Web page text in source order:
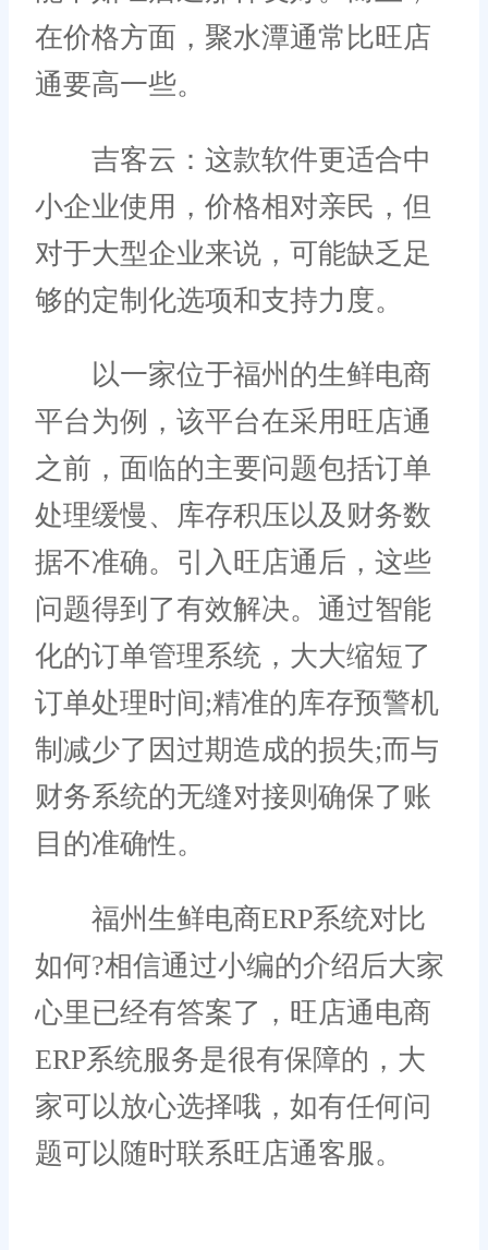
在价格方面，聚水潭通常比旺店
通要高一些。
吉客云：这款软件更适合中
小企业使用，价格相对亲民，但
对于大型企业来说，可能缺乏足
够的定制化选项和支持力度。
以一家位于福州的生鲜电商
平台为例，该平台在采用旺店通
之前，面临的主要问题包括订单
处理缓慢、库存积压以及财务数
据不准确。引入旺店通后，这些
问题得到了有效解决。通过智能
化的订单管理系统，大大缩短了
订单处理时间;精准的库存预警机
制减少了因过期造成的损失;而与
财务系统的无缝对接则确保了账
目的准确性。
福州生鲜电商ERP系统对比
如何?相信通过小编的介绍后大家
心里已经有答案了，旺店通电商
ERP系统服务是很有保障的，大
家可以放心选择哦，如有任何问
题可以随时联系旺店通客服。